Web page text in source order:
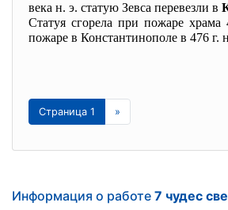
века н. э. статую Зевса перевезли в
Статуя сгорела при пожаре
пожаре в Константинополе в 476 г.
Страница 1 »
Информация о работе 7 чудес